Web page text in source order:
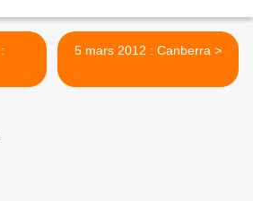
5 mars 2012 : Canberra >